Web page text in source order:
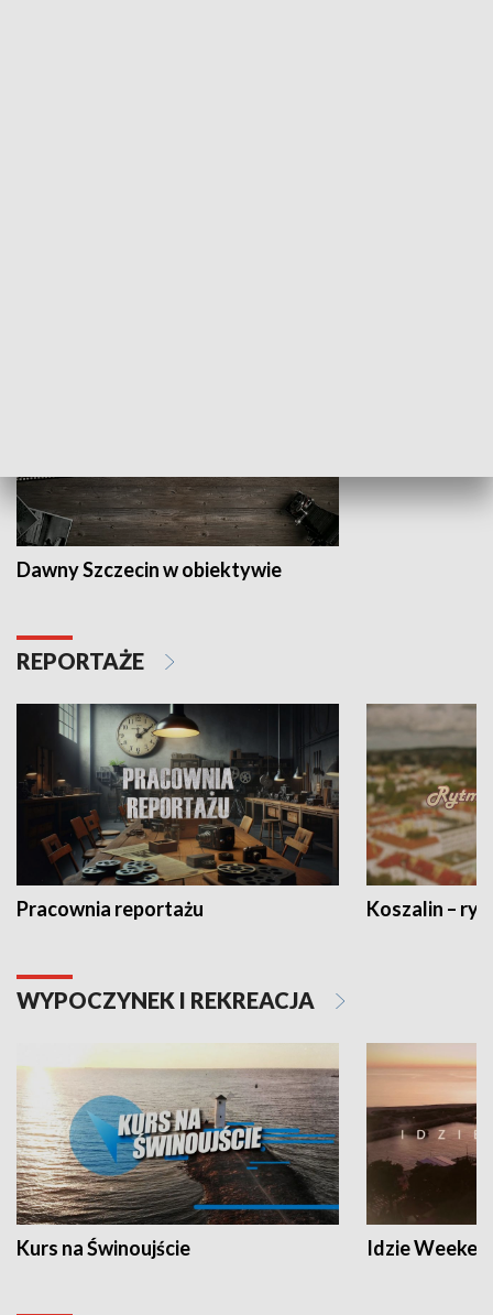
Dawny Szczecin w obiektywie
REPORTAŻE
Pracownia reportażu Koszalin –
WYPOCZYNEK I REKREACJA
Kurs na Świnoujście Idzie